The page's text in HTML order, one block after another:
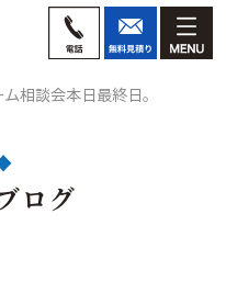
相談会本日最終日。
ログ